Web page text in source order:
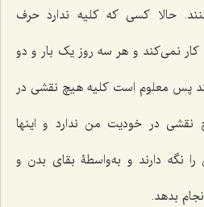
حالا کسى که کلیه ندارد حرف
کار نمى‌کند و هر سه روز یک بار و دو
کند پس معلوم است کلیه هیچ نقشى در
در خودیت من ندارد و اینها
نگه دارند و به‌واسطۀ بقاى بدن و
بدهد.